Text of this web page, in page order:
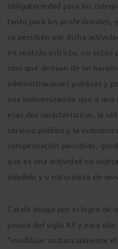
obligatoriedad para los
tanto para los profesionales,
se perciben por dicha
en sentido estricto, no están
sino que derivan de un
administraciones publicas y
una indemnización que a
esas dos características, la
servicio público y la
compensación percibida,
que es una actividad no
añadido y u naturaleza de
Catalá abogó por el logro de
propia del siglo XII y para
“modificar sustancialmente